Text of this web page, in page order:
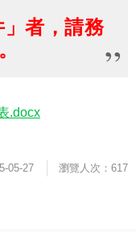
者，請務
.docx
05-27 瀏覽人次：617